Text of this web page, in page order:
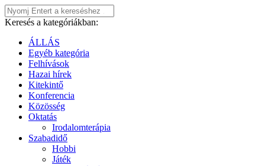
Keresés a kategóriákban:
ÁLLÁS
Egyéb kategória
Felhívások
Hazai hírek
Kitekintő
Konferencia
Közösség
Oktatás
Irodalomterápia
Szabadidő
Hobbi
Játék